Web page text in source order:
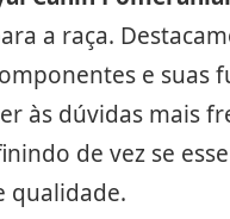
a raça.
e suas
às dúvidas mais
de vez se
qualidade.